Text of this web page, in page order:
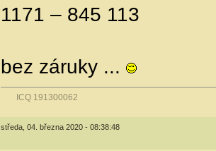
1171 – 845 113
bez záruky ...
ICQ 191300062
středa, 04. března 2020 - 08:38:48